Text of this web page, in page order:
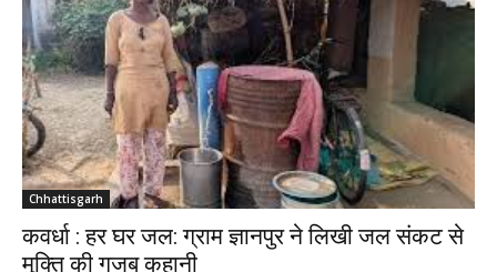
Chhattisgarh
कवर्धा : हर घर जल: ग्राम ज्ञानपुर ने लिखी जल संकट से
मुक्ति की गजब कहानी